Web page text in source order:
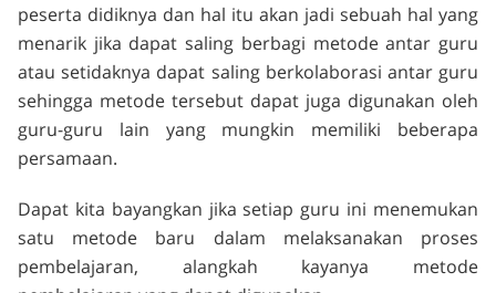
peserta didiknya dan hal itu akan jadi sebuah hal yang
menarik jika dapat saling berbagi metode antar guru
atau setidaknya dapat saling berkolaborasi antar guru
sehingga metode tersebut dapat juga digunakan oleh
guru-guru lain yang mungkin memiliki beberapa
persamaan.
Dapat kita bayangkan jika setiap guru ini menemukan
satu metode baru dalam melaksanakan proses
pembelajaran, alangkah kayanya metode